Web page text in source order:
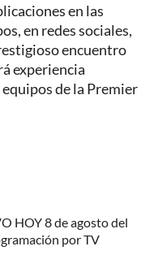
en las
en redes sociales,
encuentro
experiencia
de la Premier
HOY 8 de agosto del
por TV